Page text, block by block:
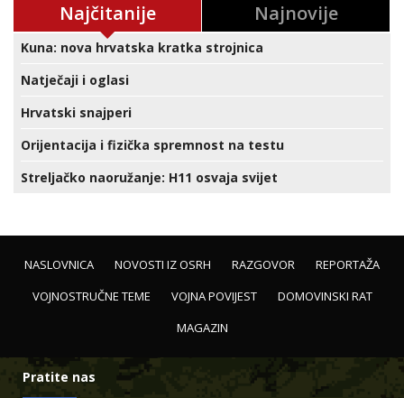
Najčitanije Najnovije
Kuna: nova hrvatska kratka strojnica
Natječaji i oglasi
Hrvatski snajperi
Orijentacija i fizička spremnost na testu
Streljačko naoružanje: H11 osvaja svijet
NASLOVNICA NOVOSTI IZ OSRH RAZGOVOR
REPORTAŽA
VOJNOSTRUČNE TEME
VOJNA POVIJEST
DOMOVINSKI RAT
MAGAZIN
Pratite nas